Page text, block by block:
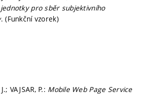
pro sběr subjektivního
. (Funkční vzorek)
VAJSAR, P.: Mobile Web Page Service